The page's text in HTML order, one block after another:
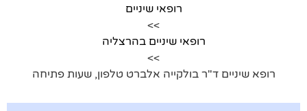
רופאי שיניים
>>
רופאי שיניים בהרצליה
>>
רופא שיניים ד"ר בולקייה אלברט טלפון, שעות פתיחה